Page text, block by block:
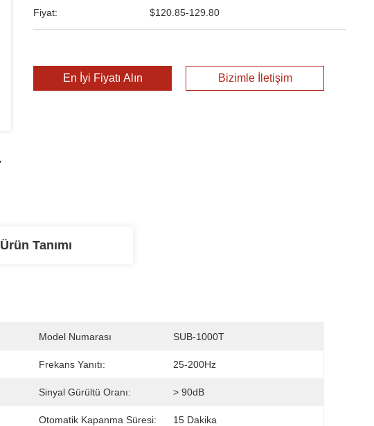
Fiyat: $120.85-129.80
En İyi Fiyatı Alın Bizimle İletişim
Ürün Tanımı
Model Numarası SUB-1000T
Frekans Yanıtı: 25-200Hz
Sinyal Gürültü Oranı: > 90dB
Otomatik Kapanma Süresi: 15 Dakika